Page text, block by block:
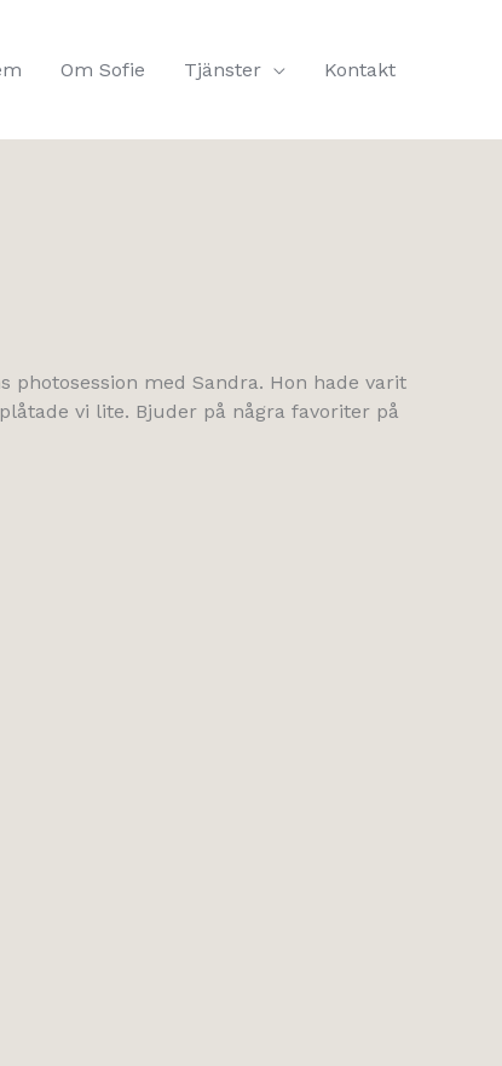
Om Sofie Tjänster Kontakt
med Sandra. Hon hade varit
vi lite. Bjuder på några favoriter på